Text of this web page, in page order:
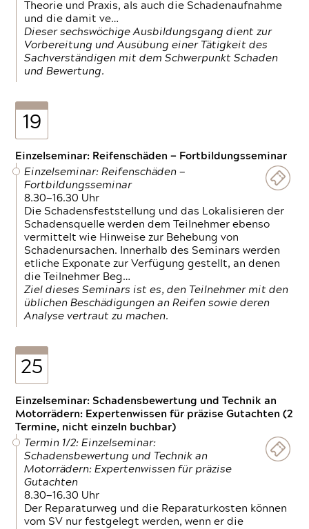
Theorie und Praxis, als auch die Schadenaufnahme
und die damit ve…
Dieser sechswöchige Ausbildungsgang dient zur
Vorbereitung und Ausübung einer Tätigkeit des
Sachverständigen mit dem Schwerpunkt Schaden
und Bewertung.
19
Einzelseminar: Reifenschäden — Fortbildungsseminar
Einzelseminar: Reifenschäden —
Fortbildungsseminar
8.30—16.30 Uhr
Die Schadensfeststellung und das Lokalisieren der
Schadensquelle werden dem Teilnehmer ebenso
vermittelt wie Hinweise zur Behebung von
Schadenursachen. Innerhalb des Seminars werden
etliche Exponate zur Verfügung gestellt, an denen
die Teilnehmer Beg…
Ziel dieses Seminars ist es, den Teilnehmer mit den
üblichen Beschädigungen an Reifen sowie deren
Analyse vertraut zu machen.
25
Einzelseminar: Schadensbewertung und Technik an
Motorrädern: Expertenwissen für präzise Gutachten (2
Termine, nicht einzeln buchbar)
Termin 1/2: Einzelseminar:
Schadensbewertung und Technik an
Motorrädern: Expertenwissen für präzise
Gutachten
8.30—16.30 Uhr
Der Reparaturweg und die Reparaturkosten können
vom SV nur festgelegt werden, wenn er die